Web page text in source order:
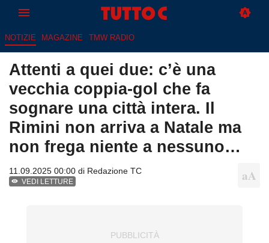
NOTIZIE MAGAZINE TMW RADIO
Attenti a quei due: c’è una
vecchia coppia-gol che fa
sognare una città intera. Il
Rimini non arriva a Natale ma
non frega niente a nessuno…
11.09.2025 00:00 di Redazione TC
VEDI LETTURE